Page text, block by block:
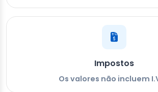
Impostos
Os valores não incluem